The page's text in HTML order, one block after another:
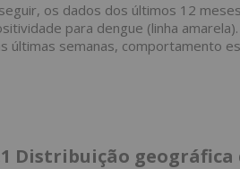
os dados dos últimos 12
para dengue (linha
últimas semanas, comportamento
Distribuição geográfica